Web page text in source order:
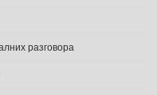
разговора